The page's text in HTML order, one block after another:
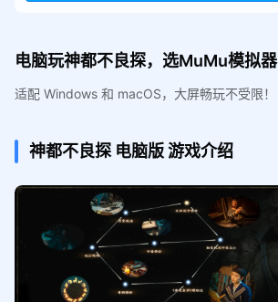
电脑玩神都不良探，选MuMu模拟器
适配 Windows 和 macOS，大屏畅玩不受限！
神都不良探 电脑版游戏介绍